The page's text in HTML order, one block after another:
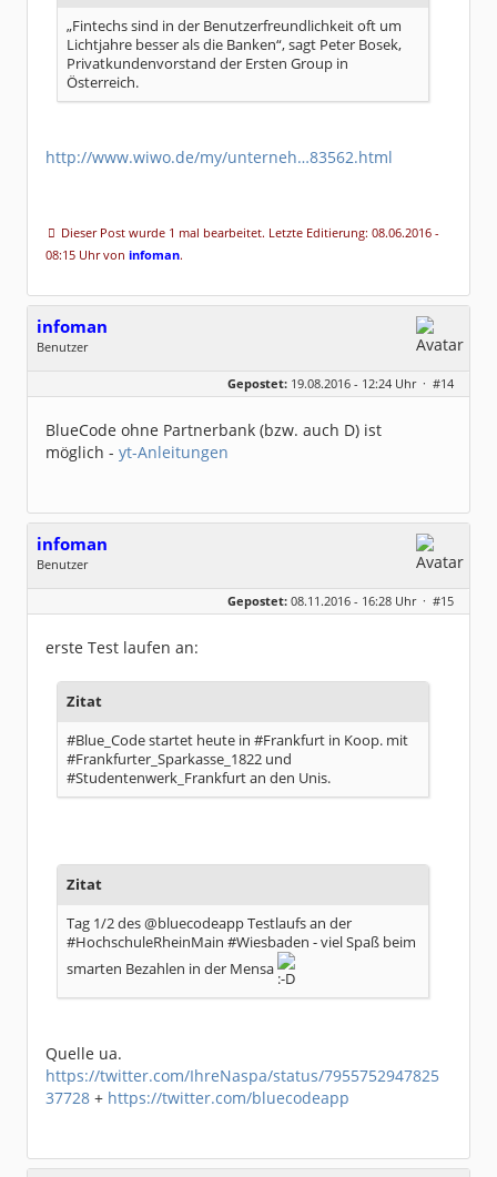
„Fintechs sind in der Benutzerfreundlichkeit oft um
Lichtjahre besser als die Banken“, sagt Peter Bosek,
Privatkundenvorstand der Ersten Group in
Österreich.
http://www.wiwo.de/my/unterneh…83562.html
Dieser Post wurde 1 mal bearbeitet. Letzte Editierung: 08.06.2016 -
08:15 Uhr von infoman.
infoman
Benutzer
Dabei seit:
06 / 2008
Gepostet: 19.08.2016 - 12:24 Uhr · #14
BlueCode ohne Partnerbank (bzw. auch D) ist
möglich - yt-Anleitungen
infoman
Benutzer
Geschlecht:
Dabei seit:
06 / 2008
Gepostet: 08.11.2016 - 16:28 Uhr · #15
erste Test laufen an:
Zitat
#Blue_Code startet heute in #Frankfurt in Koop. mit
#Frankfurter_Sparkasse_1822 und
#Studentenwerk_Frankfurt an den Unis.
Zitat
Tag 1/2 des @bluecodeapp Testlaufs an der
#HochschuleRheinMain #Wiesbaden - viel Spaß beim
smarten Bezahlen in der Mensa
Quelle ua.
https://twitter.com/IhreNaspa/status/7955752947825
37728 + https://twitter.com/bluecodeapp